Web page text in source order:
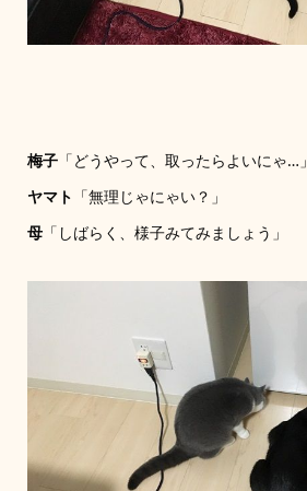
梅子「どうやって、取ったらよいにゃ…」
ヤマト 「無理じゃにゃい？」
母「しばらく、様子みてみましょう」